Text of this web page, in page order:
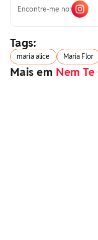
Encontre-me no:
Tags:
maria alice Maria Flor
Mais em Nem